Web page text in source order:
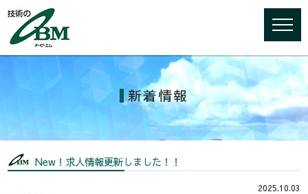
新着情報
New！求人情報更新しました！！
2025.10.03